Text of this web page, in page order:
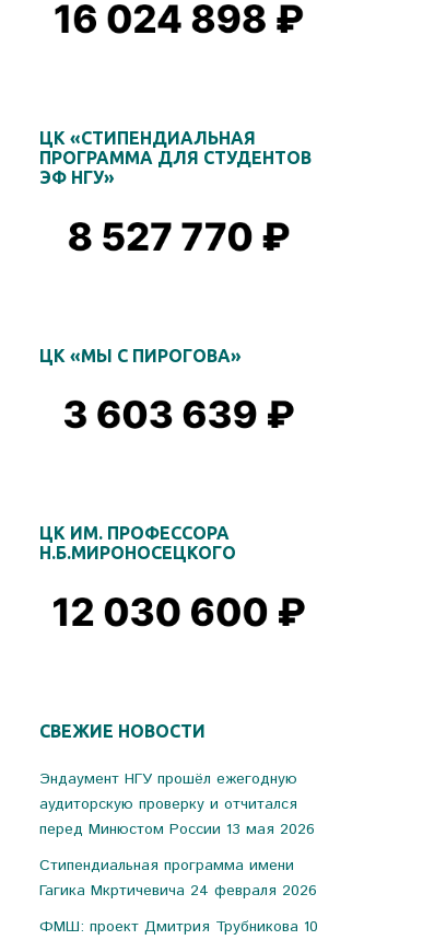
ЦК «СТИПЕНДИАЛЬНАЯ
ПРОГРАММА ДЛЯ СТУДЕНТОВ
ЭФ НГУ»
ЦК «МЫ С ПИРОГОВА»
ЦК ИМ. ПРОФЕССОРА
Н.Б.МИРОНОСЕЦКОГО
СВЕЖИЕ НОВОСТИ
Эндаумент НГУ прошёл ежегодную
аудиторскую проверку и отчитался
перед Минюстом России 13 мая 2026
Стипендиальная программа имени
Гагика Мкртичевича 24 февраля 2026
ФМШ: проект Дмитрия Трубникова 10